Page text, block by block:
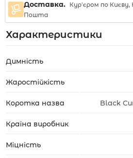
Доставка. Кур'єром по Києву,
Пошта
Характеристики
Димність
Жаростійкість
Коротка назва Black
Країна виробник
Міцність